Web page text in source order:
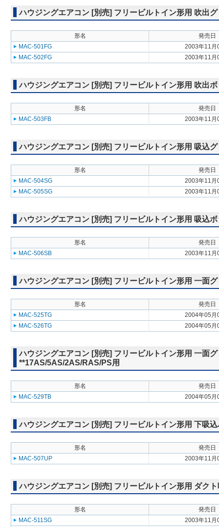
ハウジングエアコン [別売] フリービルトイン形用 吹
形名
発売日
MAC-501FG
2003年11月
MAC-502FG
2003年11月
ハウジングエアコン [別売] フリービルトイン形用 吹
形名
発売日
MAC-503FB
2003年11月
ハウジングエアコン [別売] フリービルトイン形用 吸
形名
発売日
MAC-504SG
2003年11月
MAC-505SG
2003年11月
ハウジングエアコン [別売] フリービルトイン形用 吸
形名
発売日
MAC-506SB
2003年11月
ハウジングエアコン [別売] フリービルトイン形用 一
形名
発売日
MAC-525TG
2004年05月
MAC-526TG
2004年05月
ハウジングエアコン [別売] フリービルトイン形用 一面
**17AS/5AS/2AS/RAS/PS用
形名
発売日
MAC-529TB
2004年05月
ハウジングエアコン [別売] フリービルトイン形用 下
形名
発売日
MAC-507UP
2003年11月
ハウジングエアコン [別売] フリービルトイン形用 ダク
形名
発売日
MAC-511SG
2003年11月